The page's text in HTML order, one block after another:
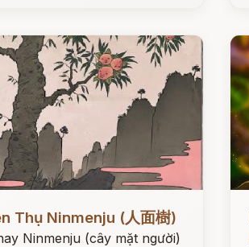
Thụ Ninmenju (人面樹)
Ninmenju (cây mặt người)